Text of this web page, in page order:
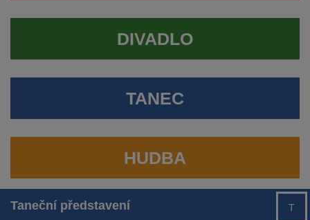
DIVADLO
TANEC
HUDBA
Taneční představení T